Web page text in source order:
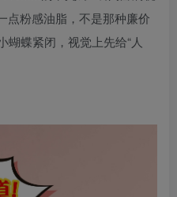
点粉感油脂，不是那种廉价
蝶紧闭，视觉上先给“人